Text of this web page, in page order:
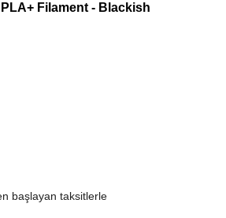
Filament - Blackish
başlayan taksitlerle